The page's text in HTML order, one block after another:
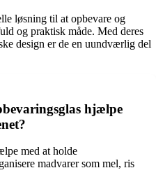
løsning til at opbevare og
og praktisk måde. Med deres
design er de en uundværlig del
hjælpe
med at holde
madvarer som mel, ris